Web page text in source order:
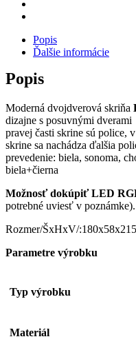
Popis
Ďalšie informácie
Popis
Moderná dvojdverová skriňa
dizajne s posuvnými
pravej časti skrine sú police,
skrine sa nachádza ďalšia
prevedenie: biela, sonoma,
biela+čierna
Možnosť dokúpiť LED
potrebné uviesť v poznámke).
Rozmer/ŠxHxV/
Parametre výrobku
Typ výrobku
Materiál